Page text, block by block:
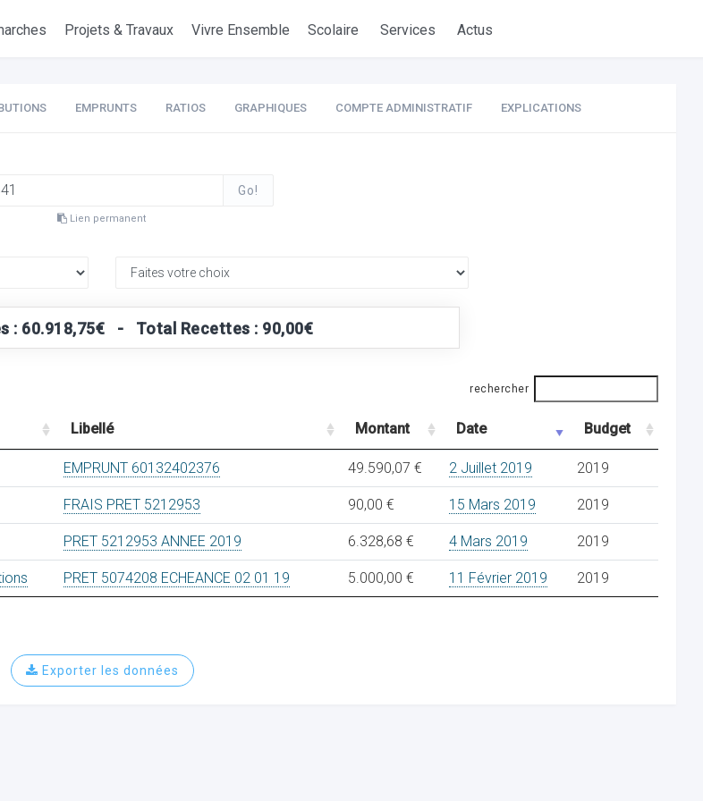
Projets & Travaux Vivre Ensemble Scolaire Services Actus
EMPRUNTS RATIOS GRAPHIQUES COMPTE ADMINISTRATIF EXPLICATIONS
Go!
Lien permanent
: 60.918,75€ - Total Recettes : 90,00€
rechercher
Libellé Montant Date Budget
EMPRUNT 60132402376 49.590,07 € 2 Juillet 2019 2019
FRAIS PRET 5212953 90,00 € 15 Mars 2019 2019
PRET 5212953 ANNEE 2019 6.328,68 € 4 Mars 2019 2019
PRET 5074208 ECHEANCE 02 01 19 5.000,00 € 11 Février 2019 2019
Exporter les données